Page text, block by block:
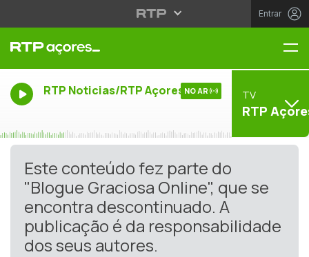
Entrar
RTP Noticias/RTP Açores NO AR TV
RTP
Este conteúdo fez parte do
"Blogue Graciosa Online", que se
encontra descontinuado. A
publicação é da responsabilidade
dos seus autores.